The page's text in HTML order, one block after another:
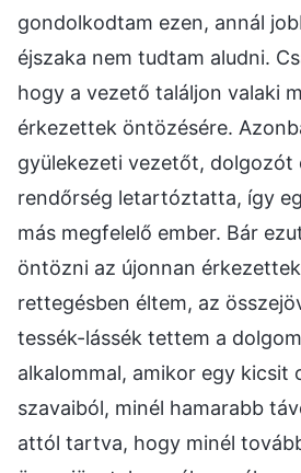
gondolkodtam ezen, annál
éjszaka nem tudtam aludni.
hogy a vezető találjon valaki
érkezettek öntözésére.
gyülekezeti vezetőt, dolgozót
rendőrség letartóztatta, így
más megfelelő ember. Bár
öntözni az újonnan
rettegésben éltem, az
tessék-lássék tettem a
alkalommal, amikor egy kicsit
szavaiból, minél hamarabb
attól tartva, hogy minél